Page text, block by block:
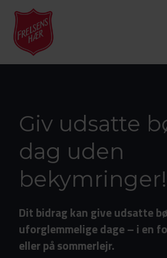
Giv udsatte
dag uden
bekymringer!
Dit bidrag kan give udsatte
uforglemmelige dage– i en
eller på sommerlejr.